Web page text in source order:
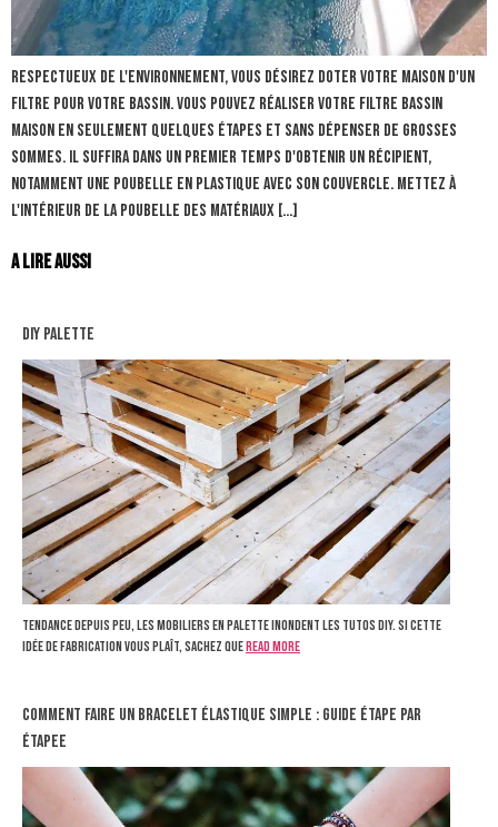
Respectueux de l'environnement, vous désirez doter votre maison d'un
filtre pour votre bassin. Vous pouvez réaliser votre filtre bassin
maison en seulement quelques étapes et sans dépenser de grosses
sommes. Il suffira dans un premier temps d'obtenir un récipient,
notamment une poubelle en plastique avec son couvercle. Mettez à
l'intérieur de la poubelle des matériaux […]
A lire aussi
diy palette
Tendance depuis peu, les mobiliers en palette inondent les tutos DIY. Si cette
idée de fabrication vous plaît, sachez queRead more
Comment Faire un Bracelet Élastique Simple : Guide Étape par
Étapee